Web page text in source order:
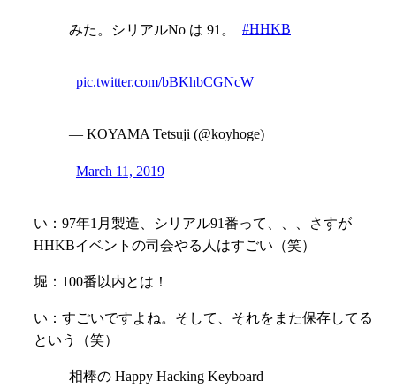
みた。シリアルNo は 91。 #HHKB
pic.twitter.com/bBKhbCGNcW
— KOYAMA Tetsuji (@koyhoge)
March 11, 2019
い：97年1月製造、シリアル91番って、、、さすが
HHKBイベントの司会やる人はすごい（笑）
堀：100番以内とは！
い： すごいですよね。そして、それをまた保存してる
という（笑）
相棒の Happy Hacking Keyboard